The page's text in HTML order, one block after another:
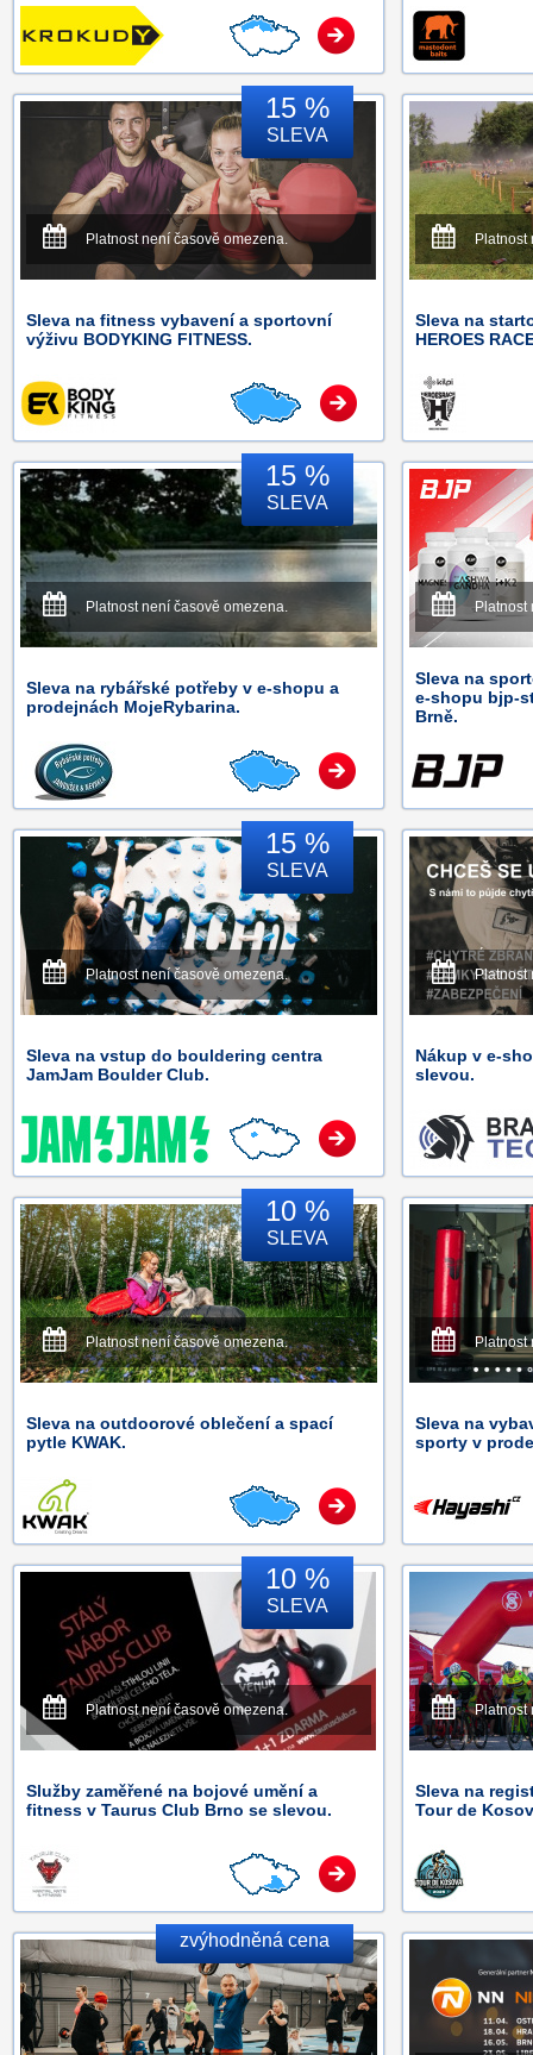
15 %
SLEVA
Platnost není časově omezena.
Sleva na fitness vybavení a sportovní
výživu BODYKING FITNESS.
Platnost
Sleva na
HEROES
15 %
SLEVA
Platnost není časově omezena.
Sleva na rybářské potřeby v e-shopu a
prodejnách MojeRybarina.
Platnost
Sleva na
e-shopu bjp-
Brně.
15 %
SLEVA
Platnost není časově omezena.
Sleva na vstup do bouldering centra
JamJam Boulder Club.
Platnost
Nákup v e-
slevou.
10 %
SLEVA
Platnost není časově omezena.
Sleva na outdoorové oblečení a spací
pytle KWAK.
Platnost
Sleva na
sporty v
10 %
SLEVA
Platnost není časově omezena.
Služby zaměřené na bojové umění a
fitness v Taurus Club Brno se slevou.
Platnost
Sleva na
Tour de
zvýhodněná cena